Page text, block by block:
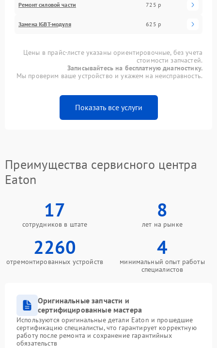
Ремонт силовой части 725 р
Замена IGBT-модуля 625 р
Цены в прайс-листе указаны ориентировочные, без учета
стоимости запчастей.
Записывайтесь на бесплатную диагностику.
Мы проверим ваше устройство и укажем на неисправность.
Показать все услуги
Преимущества сервисного центра
Eaton
17
сотрудников в штате
8
лет на рынке
2260
отремонтированных устройств
4
минимальный опыт работы
специалистов
Оригинальные запчасти и
сертифицированные мастера
Используются оригинальные детали Eaton и прошедшие
сертификацию специалисты, что гарантирует корректную
работу после ремонта и сохранение гарантийных
обязательств